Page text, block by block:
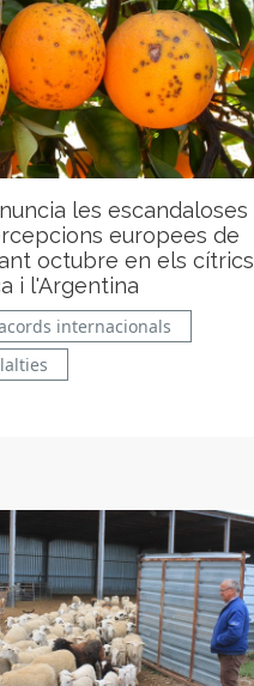
les escandaloses
europees de
octubre en els cítrics
i l'Argentina
internacionals